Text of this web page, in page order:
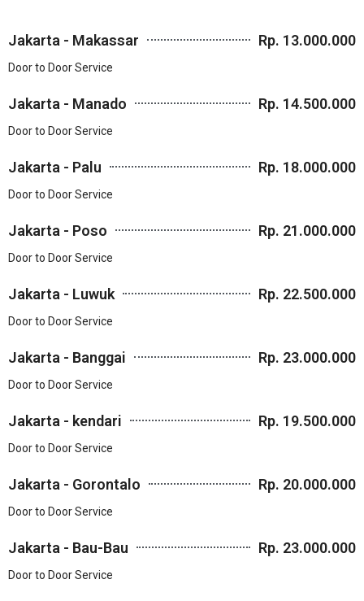
Jakarta - Makassar Rp. 13.000.000
Door to Door Service
Jakarta - Manado Rp. 14.500.000
Door to Door Service
Jakarta - Palu Rp. 18.000.000
Door to Door Service
Jakarta - Poso Rp. 21.000.000
Door to Door Service
Jakarta - Luwuk Rp. 22.500.000
Door to Door Service
Jakarta - Banggai Rp. 23.000.000
Door to Door Service
Jakarta - kendari Rp. 19.500.000
Door to Door Service
Jakarta - Gorontalo Rp. 20.000.000
Door to Door Service
Jakarta - Bau-Bau Rp. 23.000.000
Door to Door Service